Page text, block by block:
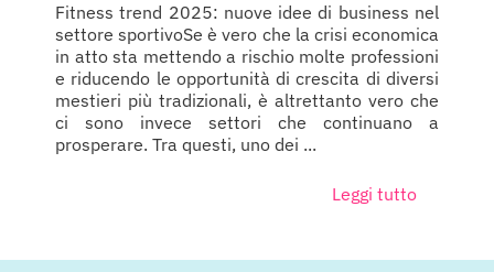
Fitness trend 2025: nuove idee di business nel
settore sportivoSe è vero che la crisi economica
in atto sta mettendo a rischio molte professioni
e riducendo le opportunità di crescita di diversi
mestieri più tradizionali, è altrettanto vero che
ci sono invece settori che continuano a
prosperare. Tra questi, uno dei ...
Leggi tutto